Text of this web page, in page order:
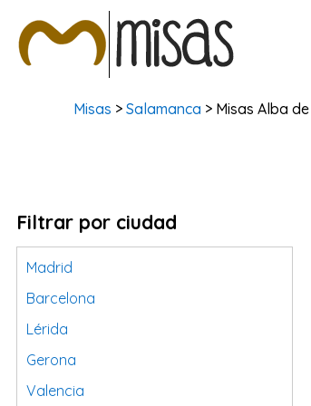
Misas >Salamanca > Misas Alba
Filtrar por ciudad
Madrid
Barcelona
Lérida
Gerona
Valencia